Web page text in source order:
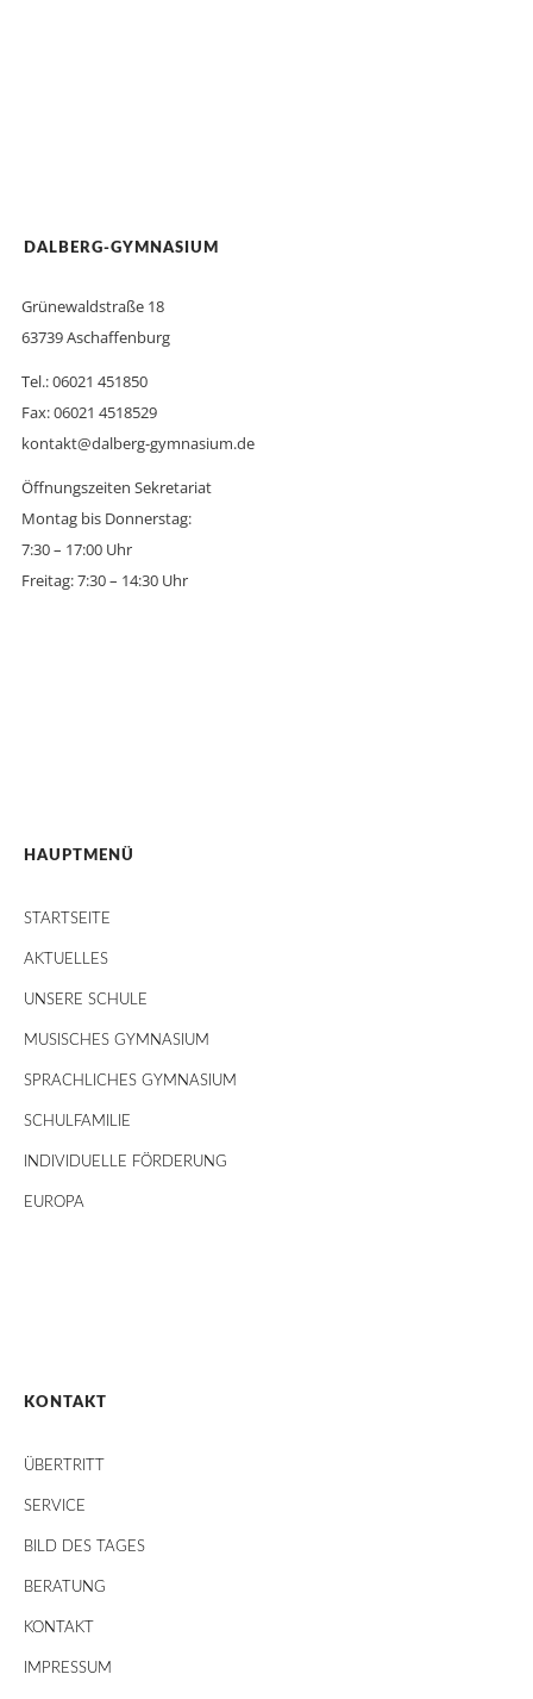
DALBERG-GYMNASIUM
Grünewaldstraße 18
63739 Aschaffenburg
Tel.: 06021 451850
Fax: 06021 4518529
kontakt@dalberg-gymnasium.de
Öffnungszeiten Sekretariat
Montag bis Donnerstag:
7:30 – 17:00 Uhr
Freitag: 7:30 – 14:30 Uhr
HAUPTMENÜ
STARTSEITE
AKTUELLES
UNSERE SCHULE
MUSISCHES GYMNASIUM
SPRACHLICHES GYMNASIUM
SCHULFAMILIE
INDIVIDUELLE FÖRDERUNG
EUROPA
KONTAKT
ÜBERTRITT
SERVICE
BILD DES TAGES
BERATUNG
KONTAKT
IMPRESSUM